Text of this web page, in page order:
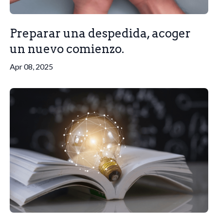
Preparar una despedida, acoger
un nuevo comienzo.
Apr 08, 2025